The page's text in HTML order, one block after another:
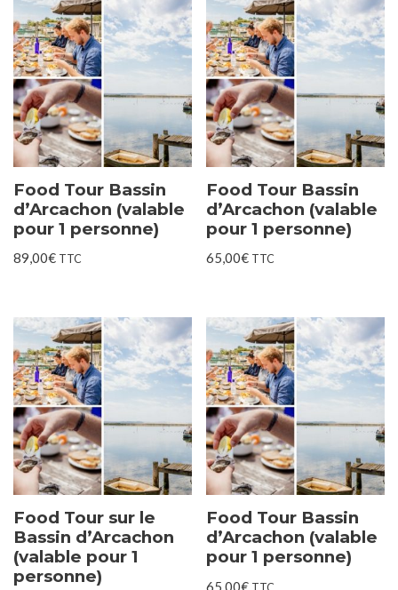
Food Tour Bassin
d’Arcachon (valable
pour 1 personne)
89,00€ TTC
Food Tour Bassin
d’Arcachon (valable
pour 1 personne)
65,00€ TTC
Food Tour sur le
Bassin d’Arcachon
(valable pour 1
personne)
Food Tour Bassin
d’Arcachon (valable
pour 1 personne)
65,00€